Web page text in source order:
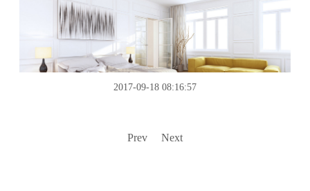
2017-09-18 08:16:57
Prev Next